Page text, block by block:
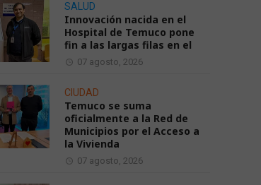
SALUD
Innovación nacida en el
Hospital de Temuco pone
fin a las largas filas en el
07 agosto, 2026
CIUDAD
Temuco se suma
oficialmente a la Red de
Municipios por el Acceso a
la Vivienda
07 agosto, 2026